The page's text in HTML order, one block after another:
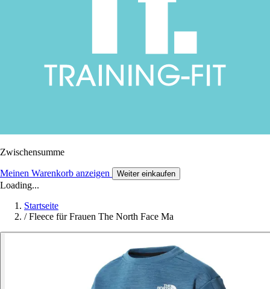
Zwischensumme
Meinen Warenkorb anzeigen Weiter einkaufen
Loading...
Startseite
/ Fleece für Frauen The North Face Ma